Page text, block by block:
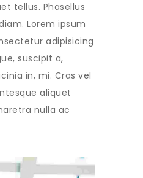
tellus. Phasellus
Lorem ipsum
adipisicing
suscipit a,
in, mi. Cras vel
aliquet
nulla ac